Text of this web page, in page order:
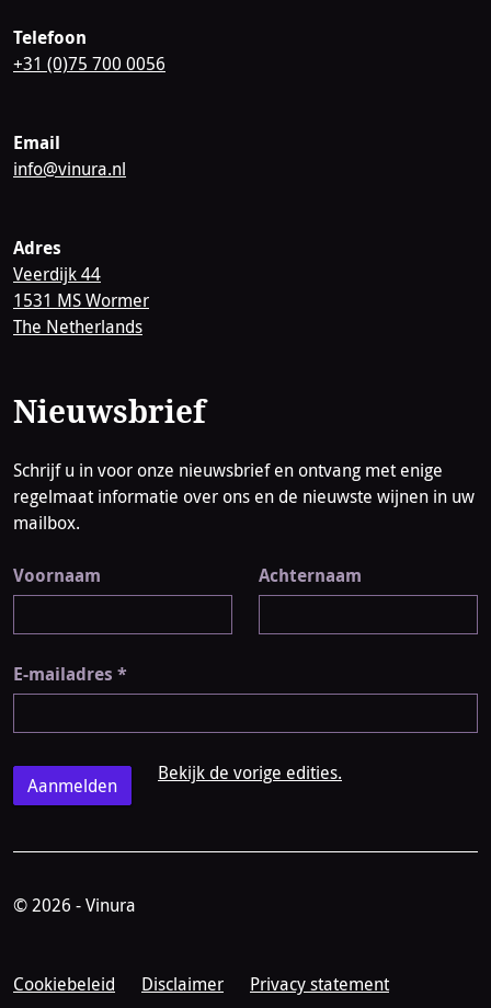
Telefoon
+31 (0)75 700 0056
Email
info@vinura.nl
Adres
Veerdijk 44
1531 MS Wormer
The Netherlands
Nieuwsbrief
Schrijf u in voor onze nieuwsbrief en ontvang met enige
regelmaat informatie over ons en de nieuwste wijnen in uw
mailbox.
Voornaam Achternaam
E-mailadres *
Bekijk de vorige edities.
© 2026 - Vinura
Cookiebeleid Disclaimer Privacy statement